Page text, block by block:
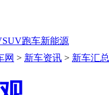
SUV跑车新能源
网 > 新车资讯 > 新车汇总